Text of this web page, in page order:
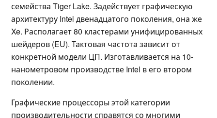
семейства Tiger Lake. Задействует графическую
архитектуру Intel двенадцатого поколения, она же
Xe. Располагает 80 кластерами унифицированных
шейдеров (EU). Тактовая частота зависит от
конкретной модели ЦП. Изготавливается на 10-
нанометровом производстве Intel в его втором
поколении.
Графические процессоры этой категории
производительности справятся со многими